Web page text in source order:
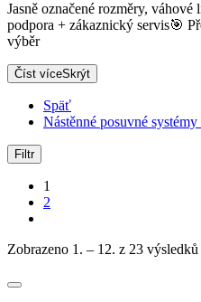
Jasně označené rozměry,
podpora + zákaznický servis🎯
výběr
Číst víceSkrýt
Späť
Nástěnné posuvné
Filtr
1
2
Zobrazeno 1. – 12. z 23 výsledků